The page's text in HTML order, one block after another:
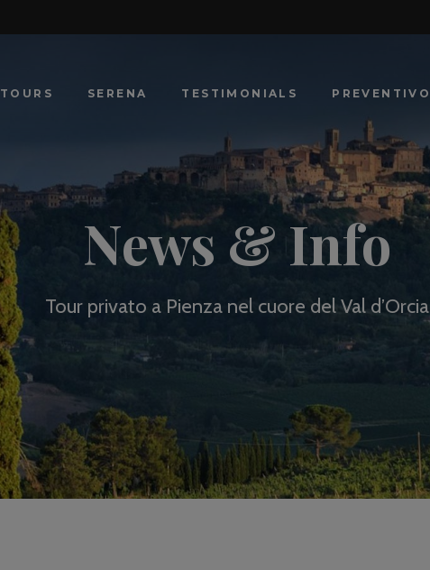
TOURS SERENA TESTIMONIALS PREVENTIVO
News & Info
Tour privato a Pienza nel cuore del Val d’Orcia